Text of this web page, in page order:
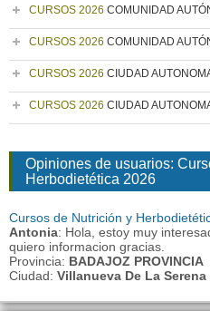
CURSOS 2026 COMUNIDAD
CURSOS 2026 COMUNIDAD
CURSOS 2026 CIUDAD
CURSOS 2026 CIUDAD
Opiniones de usuarios:
Herbodietética 2026
Cursos de Nutrición y
Antonia: Hola, estoy muy
quiero informacion gracias.
Provincia: BADAJOZ PROVINCIA
Ciudad: Villanueva De La Serena